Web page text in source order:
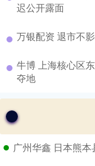
迟公开露面
万银配资 退市不
牛博 上海核心区
夺地
广州华鑫 日本熊